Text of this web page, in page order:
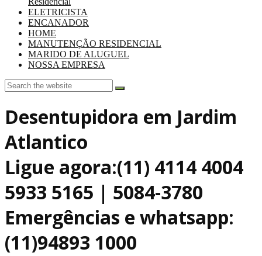
ELETRICISTA
ENCANADOR
HOME
MANUTENÇÃO RESIDENCIAL
MARIDO DE ALUGUEL
NOSSA EMPRESA
Desentupidora em Jardim
Atlantico
Ligue agora:(11) 4114 4004
5933 5165 | 5084-3780
Emergências e whatsapp:
(11)94893 1000